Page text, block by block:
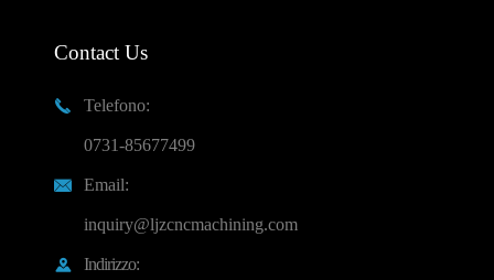
Contact Us

Telefono:
0731-85677499

Email:
inquiry@ljzcncmachining.com

Indirizzo: